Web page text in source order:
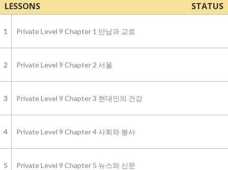
LESSONS STATUS
1 Private Level 9 Chapter 1 만남과 교료
2 Private Level 9 Chapter 2 서울
3 Private Level 9 Chapter 3 현대인의 건강
4 Private Level 9 Chapter 4 사회와 봉사
5 Private Level 9 Chapter 5 뉴스와 신문